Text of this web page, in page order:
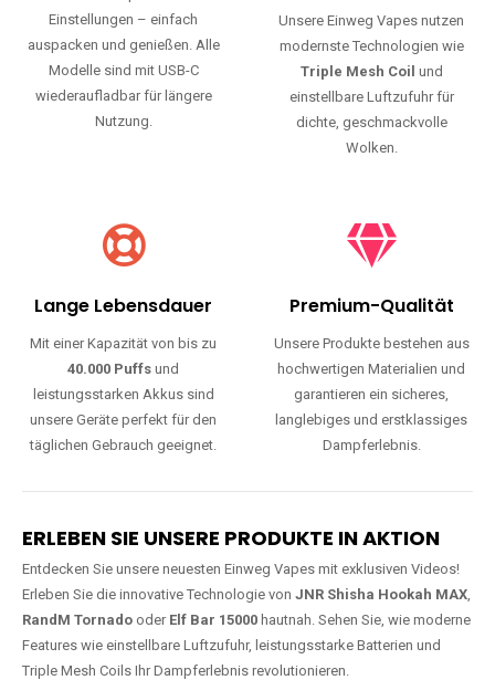
Einstellungen – einfach
auspacken und genießen. Alle
Modelle sind mit USB-C
wiederaufladbar für längere
Nutzung.
Unsere Einweg Vapes nutzen
modernste Technologien wie
Triple Mesh Coil und
einstellbare Luftzufuhr für
dichte, geschmackvolle
Wolken.
Lange Lebensdauer
Mit einer Kapazität von bis zu
40.000 Puffs und
leistungsstarken Akkus sind
unsere Geräte perfekt für den
täglichen Gebrauch geeignet.
Premium-Qualität
Unsere Produkte bestehen aus
hochwertigen Materialien und
garantieren ein sicheres,
langlebiges und erstklassiges
Dampferlebnis.
ERLEBEN SIE UNSERE PRODUKTE IN AKTION
Entdecken Sie unsere neuesten Einweg Vapes mit exklusiven Videos!
Erleben Sie die innovative Technologie von JNR Shisha Hookah MAX,
RandM Tornado oder Elf Bar 15000 hautnah. Sehen Sie, wie moderne
Features wie einstellbare Luftzufuhr, leistungsstarke Batterien und
Triple Mesh Coils Ihr Dampferlebnis revolutionieren.